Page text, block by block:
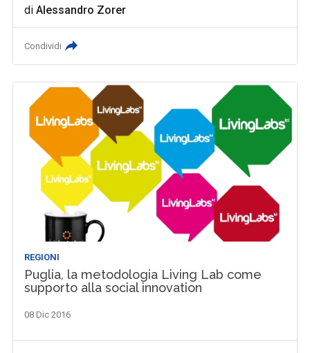
diAlessandro Zorer
Condividi
REGIONI
Puglia, la metodologia Living Lab come
supporto alla social innovation
08 Dic 2016